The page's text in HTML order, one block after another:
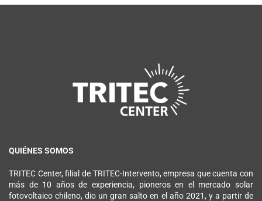
QUIÉNES SOMOS
TRITEC Center, filial de TRITEC-Intervento, empresa que cuenta con
más de 10 años de experiencia, pioneros en el mercado solar
fotovoltaico chileno, dio un gran salto en el año 2021, y a partir de